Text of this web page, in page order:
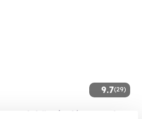
9.7(29)
v době minulé - Statek